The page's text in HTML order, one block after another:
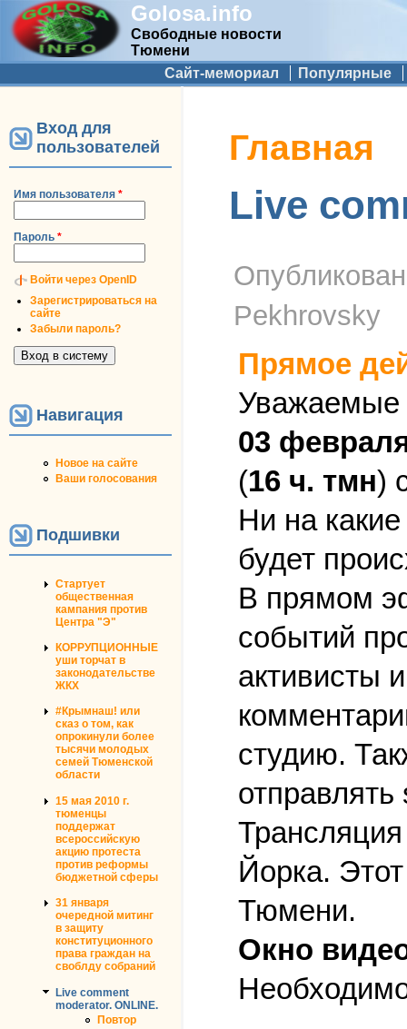
Golosa.info
Свободные новости
Тюмени
Дополнительное меню
Сайт-мемориал Популярные
Вход для
пользователей
Имя пользователя *
Пароль *
Войти через OpenID
Зарегистрироваться на
сайте
Забыли пароль?
Навигация
Новое на сайте
Ваши голосования
Подшивки
Стартует
общественная
кампания против
Центра "Э"
КОРРУПЦИОННЫЕ
уши торчат в
законодательстве
ЖКХ
#Крымнаш! или
сказ о том, как
опрокинули более
тысячи молодых
семей Тюменской
области
15 мая 2010 г.
тюменцы
поддержат
всероссийскую
акцию протеста
против реформы
бюджетной сферы
31 января
очередной митинг
в защиту
конституционного
права граждан на
своблду собраний
Live comment
moderator. ONLINE.
Повтор
Вы здесь
Главная
Live
Pekhrovsky
Прямое
Уважаемые
03
(16 ч. тмн)
Ни на
будет
В прямом
событий
активисты
студию.
Йорка.
Тюмени.
Окно